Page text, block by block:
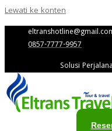
Lewati ke konten
0857-7777-9957
Solusi